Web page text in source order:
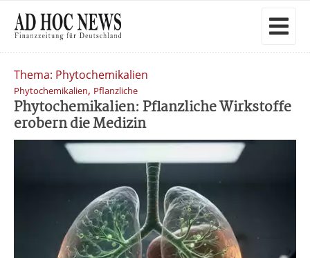
Thema: Phytochemikalien
Phytochemikalien, Pflanzliche
Phytochemikalien: Pflanzliche Wirkstoffe
erobern die Medizin